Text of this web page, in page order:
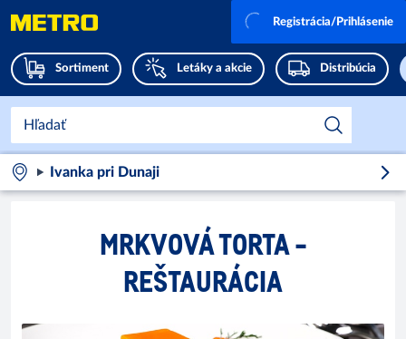
Sortiment Letáky a akcie Distribúcia
Registrácia/Prihlásenie
Ivanka pri Dunaji
MRKVOVÁ TORTA -
REŠTAURÁCIA